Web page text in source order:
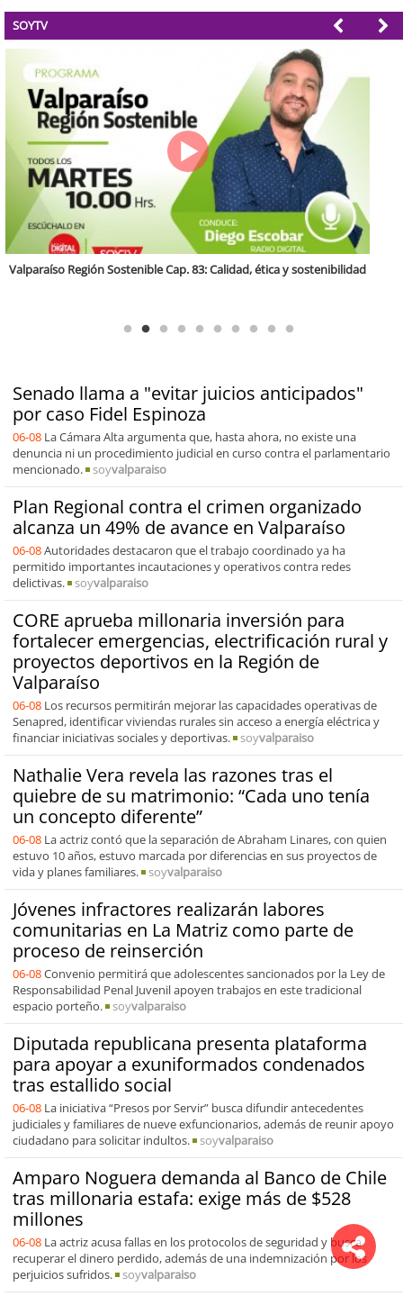
SOYTV
Senado llama a "evitar juicios anticipados"
por caso Fidel Espinoza
06-08 La Cámara Alta argumenta que, hasta ahora, no existe una
denuncia ni un procedimiento judicial en curso contra el parlamentario
mencionado.
soyvalparaiso
Plan Regional contra el crimen organizado
alcanza un 49% de avance en Valparaíso
06-08Autoridades destacaron que el trabajo coordinado ya ha
permitido importantes incautaciones y operativos contra redes
delictivas.
soyvalparaiso
CORE aprueba millonaria inversión para
fortalecer emergencias, electrificación rural y
proyectos deportivos en la Región de
Valparaíso
06-08 Los recursos permitirán mejorar las capacidades operativas de
Senapred, identificar viviendas rurales sin acceso a energía eléctrica y
financiar iniciativas sociales y deportivas.
soyvalparaiso
Nathalie Vera revela las razones tras el
quiebre de su matrimonio: “Cada uno tenía
un concepto diferente”
06-08 La actriz contó que la separación de Abraham Linares, con quien
estuvo 10 años, estuvo marcada por diferencias en sus proyectos de
vida y planes familiares.
soyvalparaiso
Jóvenes infractores realizarán labores
comunitarias en La Matriz como parte de
proceso de reinserción
06-08Convenio permitirá que adolescentes sancionados por la Ley de
Responsabilidad Penal Juvenil apoyen trabajos en este tradicional
espacio porteño.
soyvalparaiso
Diputada republicana presenta plataforma
para apoyar a exuniformados condenados
tras estallido social
06-08 La iniciativa “Presos por Servir” busca difundir antecedentes
judiciales y familiares de nueve exfuncionarios, además de reunir apoyo
ciudadano para solicitar indultos.
soyvalparaiso
Amparo Noguera demanda al Banco de Chile
tras millonaria estafa: exige más de $528
millones
06-08 La actriz acusa fallas en los protocolos de seguridad y busca
recuperar el dinero perdido, además de una indemnización por los
perjuicios sufridos.
soyvalparaiso